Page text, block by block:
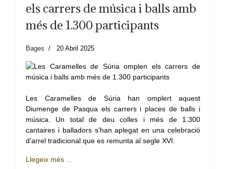
els carrers de música i balls amb
més de 1.300 participants
Bages 20 Abril 2025
Les Caramelles de Súria han omplert aquest
Diumenge de Pasqua els carrers i places de balls i
música. Un total de deu colles i més de 1.300
cantaires i balladors s'han aplegat en una celebració
d'arrel tradicional que es remunta al segle XVI.
Llegeix més …